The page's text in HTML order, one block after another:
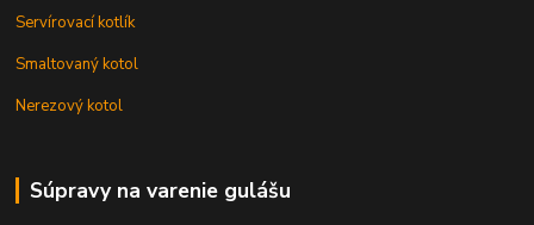
Servírovací kotlík
Smaltovaný kotol
Nerezový kotol
Súpravy na varenie gulášu